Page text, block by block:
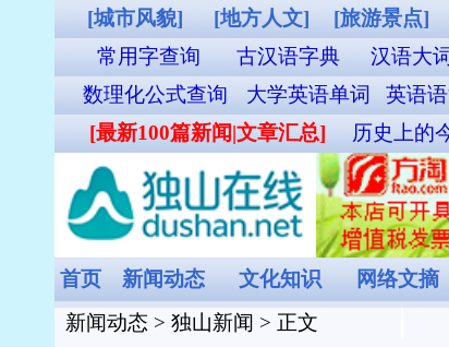
[城市风貌] [地方人文] [旅游景点] [乡土气息] [其他图片]
常用字查询
古汉语字典 汉语大词典 成语词典查询 英
数理化公式查询
大学英语单词 英语语法讲义 职称英语单词 外贸
[最新100篇新闻|文章汇总]
历史上的今天 谜语大全 食物营养成
新闻动态 文化知识 网络文摘 生活时尚 娱乐休闲
新闻动态> 独山新闻> 正文
独山县甲里村：“小
来源： 人民网-贵州频道